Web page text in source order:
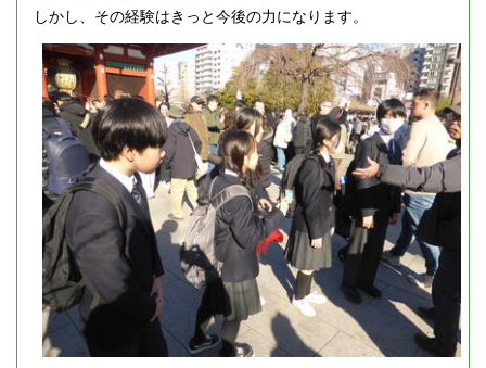
しかし、その経験はきっと今後の力になります。